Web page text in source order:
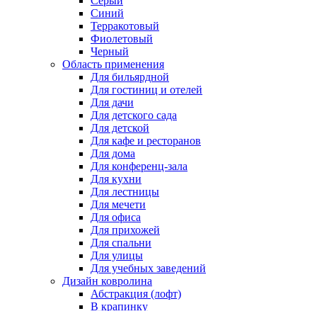
Синий
Терракотовый
Фиолетовый
Черный
Область применения
Для бильярдной
Для гостиниц и отелей
Для дачи
Для детского сада
Для детской
Для кафе и ресторанов
Для дома
Для конференц-зала
Для кухни
Для лестницы
Для мечети
Для офиса
Для прихожей
Для спальни
Для улицы
Для учебных заведений
Дизайн ковролина
Абстракция (лофт)
В крапинку